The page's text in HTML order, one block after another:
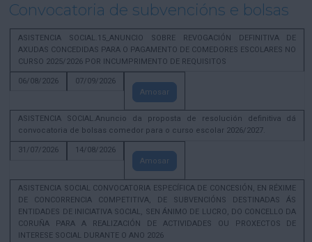
Convocatoria de subvencións e bolsas
ASISTENCIA SOCIAL.15_ANUNCIO SOBRE REVOGACIÓN DEFINITIVA DE
AXUDAS CONCEDIDAS PARA O PAGAMENTO DE COMEDORES ESCOLARES NO
CURSO 2025/2026 POR INCUMPRIMENTO DE REQUISITOS
06/08/2026
07/09/2026
Amosar
ASISTENCIA SOCIAL.Anuncio da proposta de resolución definitiva dá
convocatoria de bolsas comedor para o curso escolar 2026/2027.
31/07/2026
14/08/2026
Amosar
ASISTENCIA SOCIAL CONVOCATORIA ESPECÍFICA DE CONCESIÓN, EN RÉXIME
DE CONCORRENCIA COMPETITIVA, DE SUBVENCIÓNS DESTINADAS ÁS
ENTIDADES DE INICIATIVA SOCIAL, SEN ÁNIMO DE LUCRO, DO CONCELLO DA
CORUÑA PARA A REALIZACIÓN DE ACTIVIDADES OU PROXECTOS DE
INTERESE SOCIAL DURANTE O ANO 2026